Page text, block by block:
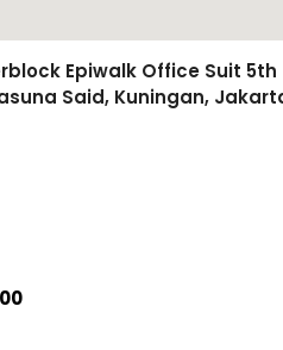
Epiwalk Office Suit 5th
Said, Kuningan,